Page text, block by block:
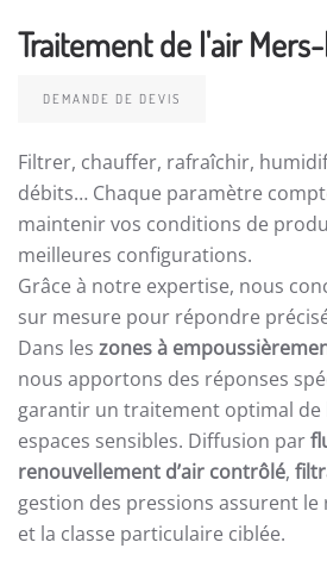
Traitement de l'air
DEMANDE DE DEVIS
Filtrer, chauffer, rafraîchir,
débits… Chaque paramètre
maintenir vos conditions de
meilleures configurations.
Grâce à notre expertise, nous
sur mesure pour répondre
Dans les zones à
nous apportons des réponses
garantir un traitement optimal de
espaces sensibles. Diffusion par
renouvellement d’air contrôlé,
gestion des pressions assurent
et la classe particulaire ciblée.